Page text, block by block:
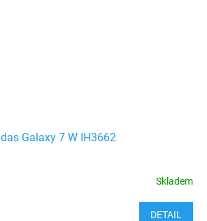
Galaxy 7 W IH3662
Skladem
DETAIL